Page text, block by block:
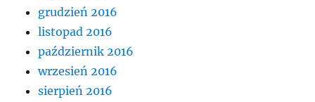
grudzień 2016
listopad 2016
październik 2016
wrzesień 2016
sierpień 2016